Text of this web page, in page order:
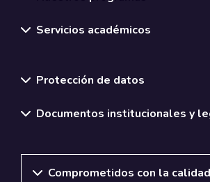
Servicios académicos
Protección de datos
Documentos institucionales y
Comprometidos con la calidad